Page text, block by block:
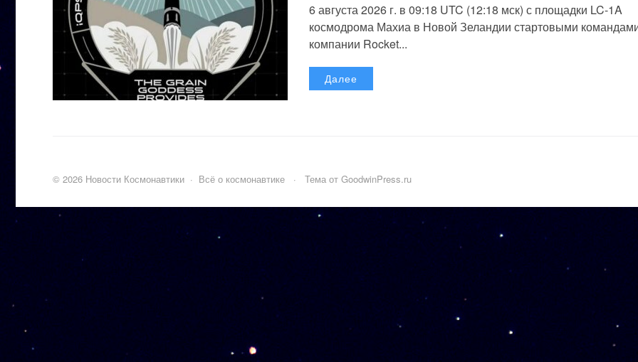
6 августа 2026 г. в 09:18 UTC (12:18 мск) с площадки LC-1A
космодрома Махиа в Новой Зеландии стартовыми
компании Rocket...
Далее
© 2026 Новости Космонавтики · Всё о космонавтике · Тема от GoodwinPress.ru